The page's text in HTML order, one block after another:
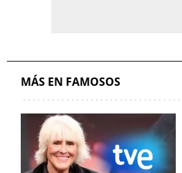
MÁS EN FAMOSOS